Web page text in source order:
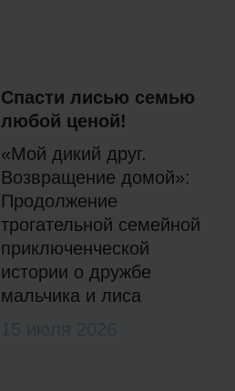
Спасти лисью семью
любой ценой!
«Мой дикий друг.
Возвращение домой»:
Продолжение
трогательной семейной
приключенческой
истории о дружбе
мальчика и лиса